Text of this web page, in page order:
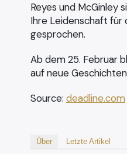
Reyes und McGinley
Ihre Leidenschaft für
gesprochen.
Ab dem 25. Februar
auf neue
Source: deadline.com
Über Letzte Artikel